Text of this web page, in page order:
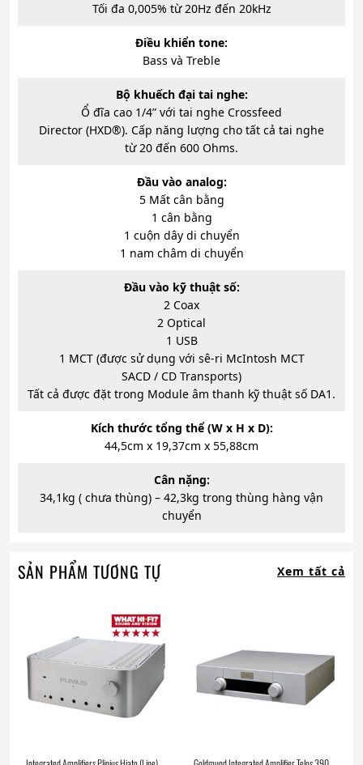
Tối đa 0,005% từ 20Hz đến 20kHz
Điều khiển tone:
Bass và Treble
Bộ khuếch đại tai nghe:
Ổ đĩa cao 1/4” với tai nghe Crossfeed
Director (HXD®). Cấp năng lượng cho tất cả tai nghe
từ 20 đến 600 Ohms.
Đầu vào analog:
5 Mất cân bằng
1 cân bằng
1 cuộn dây di chuyển
1 nam châm di chuyển
Đầu vào kỹ thuật số:
2 Coax
2 Optical
1 USB
1 MCT (được sử dụng với sê-ri McIntosh MCT
SACD / CD Transports)
Tất cả được đặt trong Module âm thanh kỹ thuật số DA1.
Kích thước tổng thể (W x H x D):
44,5cm x 19,37cm x 55,88cm
Cân nặng:
34,1kg ( chưa thùng) – 42,3kg trong thùng hàng vận
chuyển
SẢN PHẨM TƯƠNG TỰ Xem tất cả